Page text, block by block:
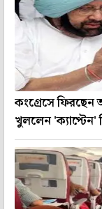
কংগ্রেসে ফিরছেন
খুললেন 'ক্যাপ্টেন'